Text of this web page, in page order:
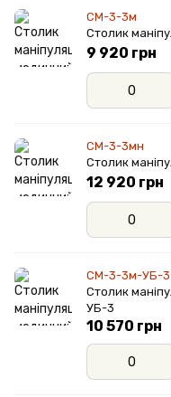
СМ-3-3м
Столик
9 920 грн
СМ-3-3мн
Столик
12 920 грн
СМ-3-3м-УБ-3
Столик
УБ-3
10 570 грн